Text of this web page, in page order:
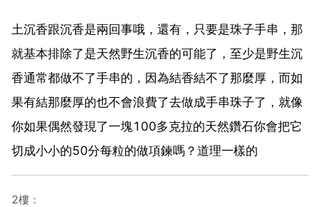
土沉香跟沉香是兩回事哦，還有，只要是珠子手串，那
就基本排除了是天然野生沉香的可能了，至少是野生沉
香通常都做不了手串的，因為結香結不了那麼厚，而如
果有結那麼厚的也不會浪費了去做成手串珠子了，就像
你如果偶然發現了一塊100多克拉的天然鑽石你會把它
切成小小的50分每粒的做項鍊嗎？道理一樣的
2樓：